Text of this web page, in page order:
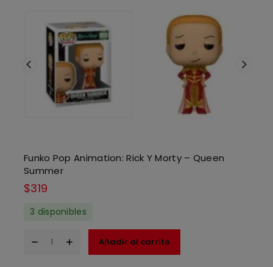
Funko Pop Animation: Rick Y Morty – Queen
Summer
$319
3 disponibles
Añadir al carrito